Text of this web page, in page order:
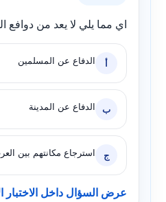
اي مما يلي لا يعد من دوافع
أ الدفاع عن المسلمين
ب الدفاع عن المدينة
ج استرجاع مكانتهم بين
عرض السؤال داخل الاختبار